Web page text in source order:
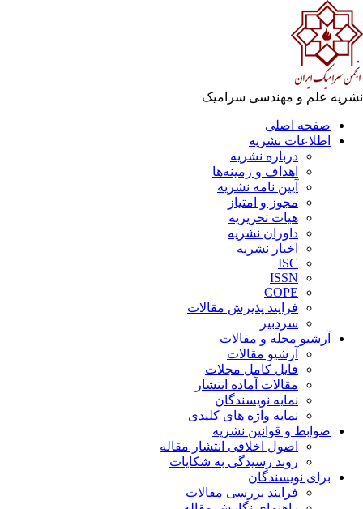
علم و مهندسی سرامیک
صفحه اصلی
اطلاعات نشریه
درباره نشریه
اهداف و زمینه‌ها
آیین نامه نشریه
مجوز و امتیاز
هیات تحریریه
داوران نشریه
اخبار نشریه
ISC
ISSN
COPE
فرایند پذیرش مقالات
سردبیر
آرشیو مجله و مقالات
آرشیو مقالات
فایل کامل مجلات
مقالات آماده انتشار
نمایه نویسندگان
نمایه واژه های کلیدی
ضوابط و قوانین نشریه
اصول اخلاقی انتشار مقاله
روند رسیدگی به شکایات
برای نویسندگان
فرایند بررسی مقالات